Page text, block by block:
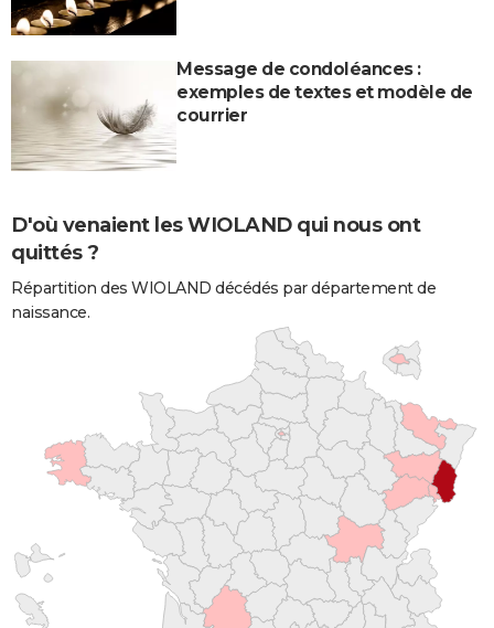
Message de condoléances :
exemples de textes et modèle de
courrier
D'où venaient les WIOLAND qui nous ont
quittés ?
Répartition des WIOLAND décédés par département de
naissance.